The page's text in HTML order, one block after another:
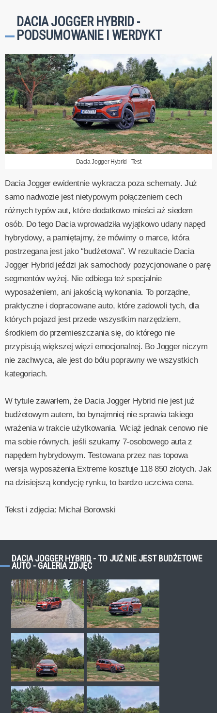
DACIA JOGGER HYBRID -
PODSUMOWANIE I WERDYKT
Dacia Jogger Hybrid - Test
Dacia Jogger ewidentnie wykracza poza schematy. Już
samo nadwozie jest nietypowym połączeniem cech
różnych typów aut, które dodatkowo mieści aż siedem
osób. Do tego Dacia wprowadziła wyjątkowo udany napęd
hybrydowy, a pamiętajmy, że mówimy o marce, która
postrzegana jest jako “budżetowa”. W rezultacie Dacia
Jogger Hybrid jeździ jak samochody pozycjonowane o parę
segmentów wyżej. Nie odbiega też specjalnie
wyposażeniem, ani jakością wykonania. To porządne,
praktyczne i dopracowane auto, które zadowoli tych, dla
których pojazd jest przede wszystkim narzędziem,
środkiem do przemieszczania się, do którego nie
przypisują większej więzi emocjonalnej. Bo Jogger niczym
nie zachwyca, ale jest do bólu poprawny we wszystkich
kategoriach.
W tytule zawarłem, że Dacia Jogger Hybrid nie jest już
budżetowym autem, bo bynajmniej nie sprawia takiego
wrażenia w trakcie użytkowania. Wciąż jednak cenowo nie
ma sobie równych, jeśli szukamy 7-osobowego auta z
napędem hybrydowym. Testowana przez nas topowa
wersja wyposażenia Extreme kosztuje 118 850 złotych. Jak
na dzisiejszą kondycję rynku, to bardzo uczciwa cena.
Tekst i zdjęcia: Michał Borowski
DACIA JOGGER HYBRID - TO JUŻ NIE JEST BUDŻETOWE
AUTO - GALERIA ZDJĘĆ